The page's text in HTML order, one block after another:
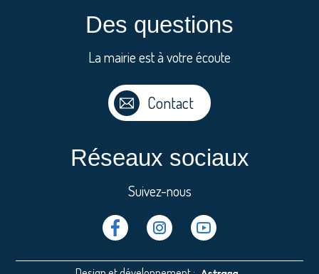
Des questions
La mairie est à votre écoute
Contact
Réseaux sociaux
Suivez-nous
Facebook Instragram